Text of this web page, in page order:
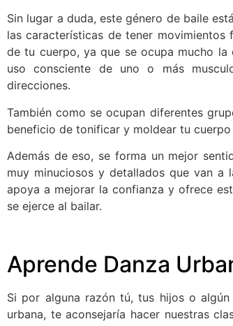
Sin lugar a duda, este género de baile
las características de tener
de tu cuerpo, ya que se ocupa mucho
uso consciente de uno o más
direcciones.
También como se ocupan diferentes
beneficio de tonificar y moldear tu
Además de eso, se forma un mejor
muy minuciosos y detallados que van a
apoya a mejorar la confianza y ofrece
se ejerce al bailar.
Aprende Danza
Si por alguna razón tú, tus hijos o
urbana, te aconsejaría hacer nuestras